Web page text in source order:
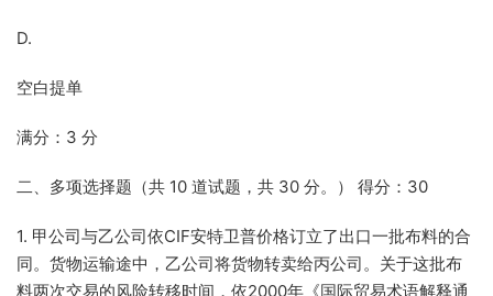
D.
空白提单
满分：3 分
二、多项选择题（共 10 道试题，共 30 分。） 得分：30
1. 甲公司与乙公司依CIF安特卫普价格订立了出口一批布料的合
同。货物运输途中，乙公司将货物转卖给丙公司。关于这批布
料两次交易的风险转移时间，依2000年《国际贸易术语解释通